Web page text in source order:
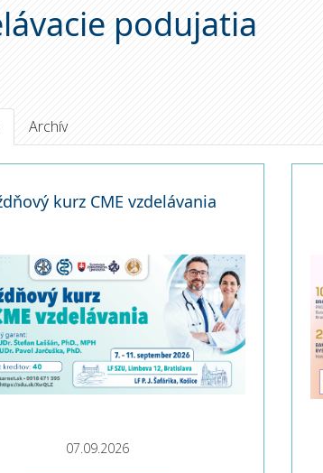
podujatia
Archív
kurz CME vzdelávania
07.09.2026